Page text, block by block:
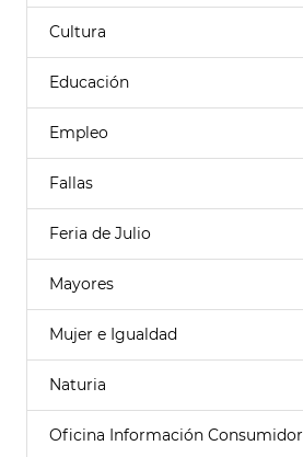
Cultura
Educación
Empleo
Fallas
Feria de Julio
Mayores
Mujer e Igualdad
Naturia
Oficina Información Consumidor